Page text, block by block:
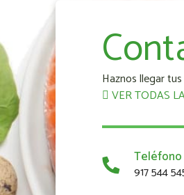
Haznos llegar
VER TODAS
917 544